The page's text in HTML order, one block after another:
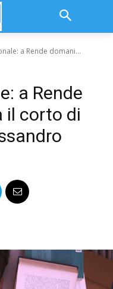
a Rende domani...
a Rende
il corto di